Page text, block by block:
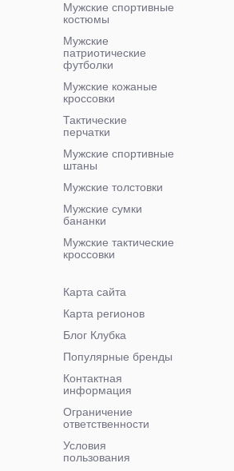
Мужские спортивные
костюмы
Мужские
патриотические
футболки
Мужские кожаные
кроссовки
Тактические
перчатки
Мужские спортивные
штаны
Мужские толстовки
Мужские сумки
бананки
Мужские тактические
кроссовки
Карта сайта
Карта регионов
Блог Клубка
Популярные бренды
Контактная
информация
Ограничение
ответственности
Условия
пользования